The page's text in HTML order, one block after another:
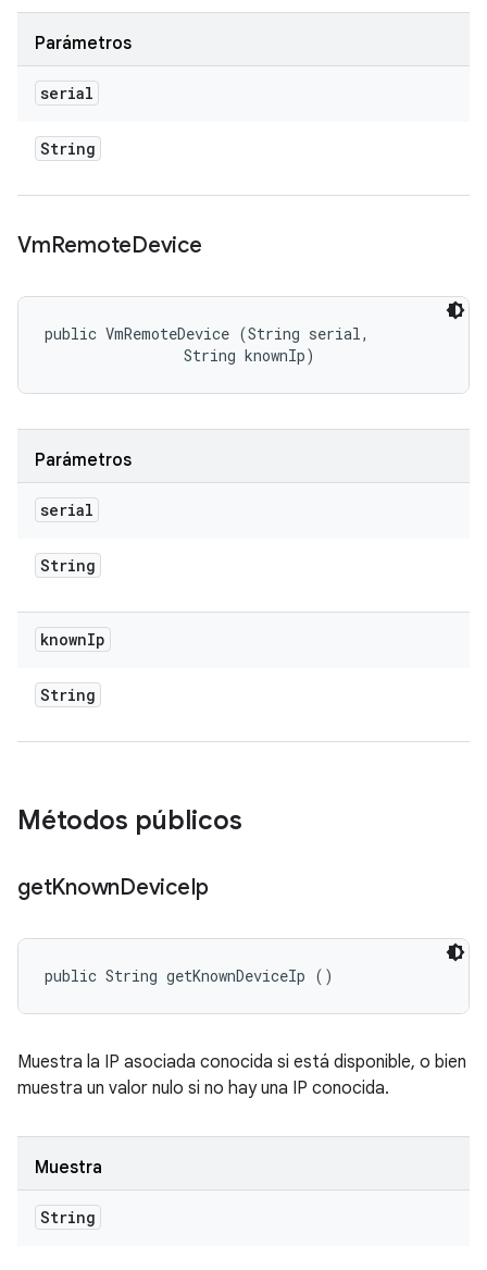
Parámetros
serial
String
VmRemoteDevice
public VmRemoteDevice (String serial,
                String knownIp)
Parámetros
serial
String
knownIp
String
Métodos públicos
getKnownDeviceIp
public String getKnownDeviceIp ()
Muestra la IP asociada conocida si está disponible, o bien
muestra un valor nulo si no hay una IP conocida.
Muestra
String